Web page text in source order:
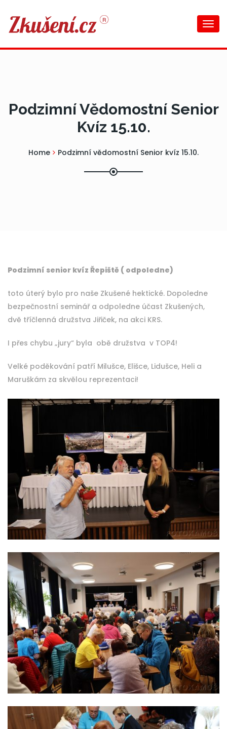
Podzimní Vědomostní Senior
Kvíz 15.10.
Home Podzimní vědomostní Senior kvíz 15.10.
Podzimní senior kvíz Řepiště ( odpoledne)
toto úterý bylo pro naše Zkušené hektické. Dopoledne
bezpečnostní seminář a odpoledne účast Zkušených,
dvě tříčlenná družstva Jiřiček, na akci KRS.
I přes chybu „jury“ byla obě družstva v TOP4!
Velké poděkování patří Milušce, Elišce, Lidušce, Heli a
Maruškám za skvělou reprezentaci!